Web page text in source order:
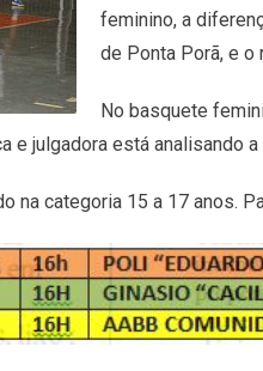
feminino, a
de Ponta Porã, e
No basquete
julgadora está analisando
na categoria 15 a 17 anos.